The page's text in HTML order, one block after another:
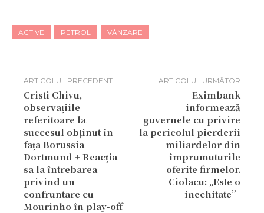
ACTIVE PETROL VÂNZARE
ARTICOLUL PRECEDENT
Cristi Chivu,
observațiile
referitoare la
succesul obținut în
fața Borussia
Dortmund + Reacția
sa la întrebarea
privind un
confruntare cu
Mourinho în play-off
ARTICOLUL URMĂTOR
Eximbank
informează
guvernele cu privire
la pericolul pierderii
miliardelor din
împrumuturile
oferite firmelor.
Ciolacu: „Este o
inechitate”